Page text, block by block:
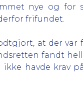
nye og for
frifundet.
at der var
fandt
havde krav